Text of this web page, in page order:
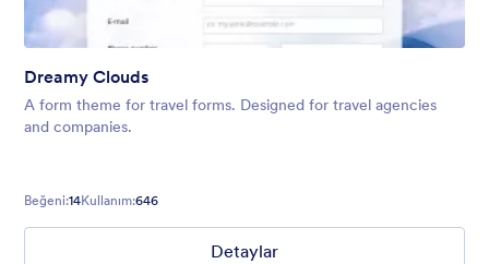
Dreamy Clouds
A form theme for travel forms. Designed for travel agencies
and companies.
Beğeni:14Kullanım:646
Detaylar